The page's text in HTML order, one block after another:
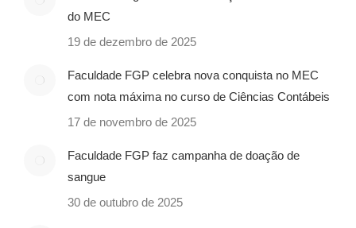
do MEC
19 de dezembro de 2025
Faculdade FGP celebra nova conquista no MEC
com nota máxima no curso de Ciências Contábeis
17 de novembro de 2025
Faculdade FGP faz campanha de doação de
sangue
30 de outubro de 2025